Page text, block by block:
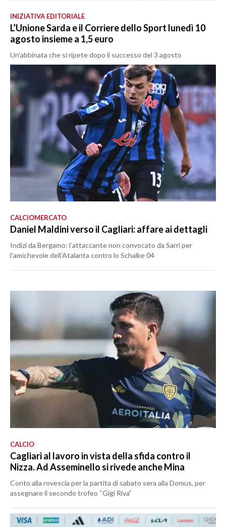
INIZIATIVA EDITORIALE
L’Unione Sarda e il Corriere dello Sport lunedì 10
agosto insieme a 1,5 euro
Un’abbinata che si ripete dopo il successo del 3 agosto
CALCIOMERCATO
Daniel Maldini verso il Cagliari: affare ai dettagli
Indizi da Bergamo: l’attaccante non convocato da Sarri per
l’amichevole dell’Atalanta contro lo Schalke 04
CALCIO
Cagliari al lavoro in vista della sfida contro il
Nizza. Ad Asseminello si rivede anche Mina
Conto alla rovescia per la partita di sabato sera alla Domus, per
assegnare il secondo trofeo “Gigi Riva”